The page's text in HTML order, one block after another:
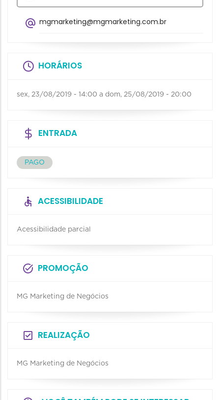
mgmarketing@mgmarketing.com.br
HORÁRIOS
sex, 23/08/2019 - 14:00 a dom, 25/08/2019 - 20:00
ENTRADA
PAGO
ACESSIBILIDADE
Acessibilidade parcial
PROMOÇÃO
MG Marketing de Negócios
REALIZAÇÃO
MG Marketing de Negócios